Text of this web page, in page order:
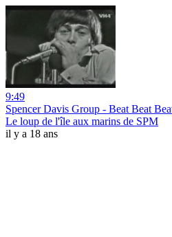
9:49
Spencer Davis Group - Beat Beat
Le loup de l'île aux marins de SPM
il y a 18 ans